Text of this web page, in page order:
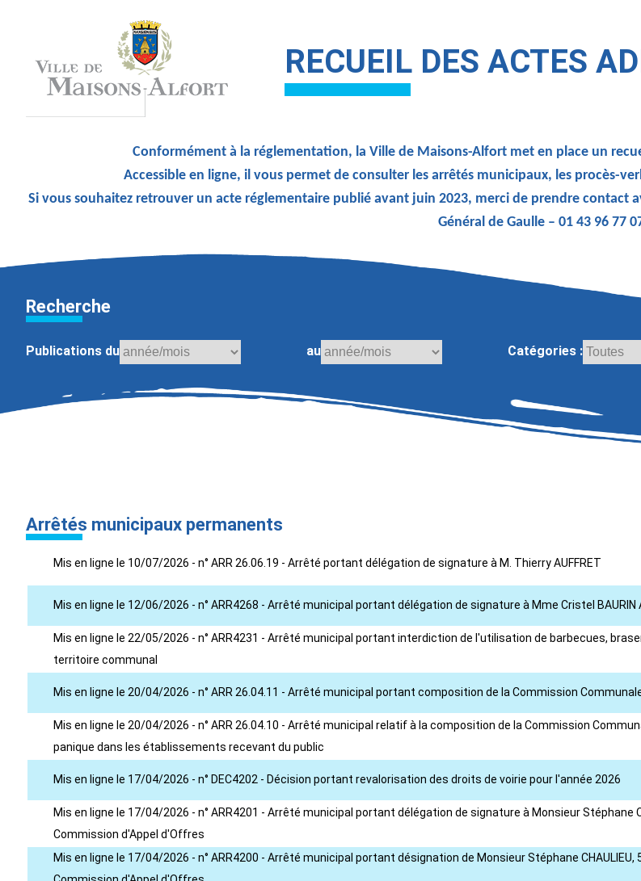
RECUEIL DES ACTES
Conformément à la réglementation, la Ville de Maisons-Alfort met en place un
Accessible en ligne, il vous permet de consulter les arrêtés municipaux, les procès-
Si vous souhaitez retrouver un acte réglementaire publié avant juin 2023, merci de prendre contact
Général de Gaulle – 01 43 96 77
Recherche
Publications du au Catégories :
Arrêtés municipaux permanents
Mis en ligne le 10/07/2026 - n° ARR 26.06.19 - Arrêté portant délégation de signature à M. Thierry AUFFRET
Mis en ligne le 12/06/2026 - n° ARR4268 - Arrêté municipal portant délégation de signature à Mme Cristel BAURIN
Mis en ligne le 22/05/2026 - n° ARR4231 - Arrêté municipal portant interdiction de l'utilisation de barbecues,
territoire communal
Mis en ligne le 20/04/2026 - n° ARR 26.04.11 - Arrêté municipal portant composition de la Commission
Mis en ligne le 20/04/2026 - n° ARR 26.04.10 - Arrêté municipal relatif à la composition de la Commission
panique dans les établissements recevant du public
Mis en ligne le 17/04/2026 - n° DEC4202 - Décision portant revalorisation des droits de voirie pour l'année 2026
Mis en ligne le 17/04/2026 - n° ARR4201 - Arrêté municipal portant délégation de signature à Monsieur Stéphane
Commission d'Appel d'Offres
Mis en ligne le 17/04/2026 - n° ARR4200 - Arrêté municipal portant désignation de Monsieur Stéphane